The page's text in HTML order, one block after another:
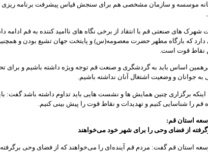
موسسه و سازمان مشخصی هم برای سنجش قیاس پیشرفت برنامه
های صنعتی قم با انتقاد از برخی نگاه های ناامید کننده به قم ادامه
که بارگاه مطهر حضرت معصومه(س) و پایتخت جهان تشیع بودن و
نقاط قوت است.
اساس باید به گردشگری و صنعت قم توجه ویژه داشته باشیم و برای
به جوانان و وضعیت اشتغال آنان نداشته باشیم.
اینکه برگزاری چنین همایش ها و نشست هایی باید تداوم داشته باشد گفت:
قم را شناسایی کنیم و تهدیدات و نقاط قوت را پیش بینی کنیم.
استان قم:
از فضای وحی را برای شهر خود می‌خواهند
استان قم گفت: مردم قم آینده‌ای را می‌خواهند که از فضای وحی